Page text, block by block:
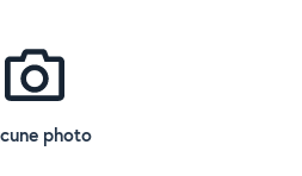
photo